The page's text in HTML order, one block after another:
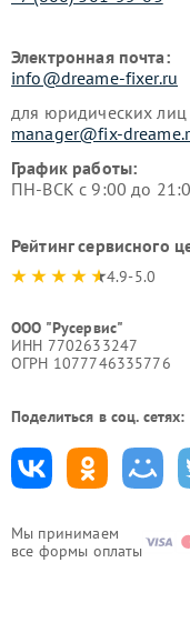
Мы принимаем
все формы оплаты
Электронная почта:
info@dreame-fixer.ru
для юридических лиц
manager@fix-
График работы:
ПН-ВСК с 9:00 до
Рейтинг сервисного
4.9-5.0
ООО "Русервис"
ИНН 7702633247
ОГРН 1077746335776
Поделиться в соц. сетях: